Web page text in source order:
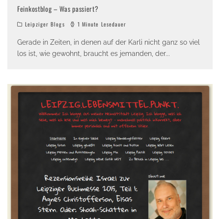
Feinkostblog – Was passiert?
Leipziger Blogs 1 Minute Lesedauer
Gerade in Zeiten, in denen auf der Karli nicht ganz so viel
los ist, wie gewohnt, braucht es jemanden, der...